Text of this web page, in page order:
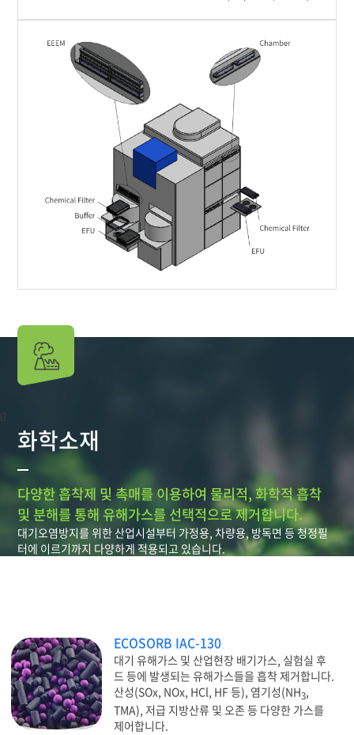
화학소재
다양한 흡착제 및 촉매를 이용하여 물리적, 화학적 흡착
및 분해를 통해 유해가스를 선택적으로 제거합니다.
대기오염방지를 위한 산업시설부터 가정용, 차량용, 방독면 등 청정필
터에 이르기까지 다양하게 적용되고 있습니다.
ECOSORB IAC-130
대기 유해가스 및 산업현장 배기가스, 실험실 후
드 등에 발생되는 유해가스들을 흡착 제거합니다.
산성(SOx, NOx, HCl, HF 등), 염기성(NH3
TMA), 저급 지방산류 및 오존 등 다양한 가스를
제어합니다.